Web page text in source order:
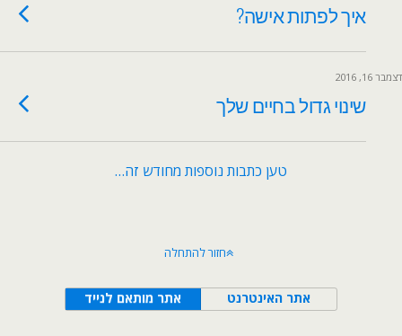
איך לפתות אישה?
דצמבר 16, 2016
שינוי גדול בחיים שלך
טען כתבות נוספות מחודש זה…
חזור להתחלה
אתר מותאם לנייד אתר האינטרנט